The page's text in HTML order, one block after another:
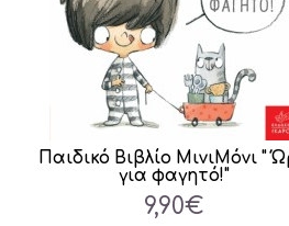
Παιδικό Βιβλίο ΜινιΜόνι "
για φαγητό!"
9,90€